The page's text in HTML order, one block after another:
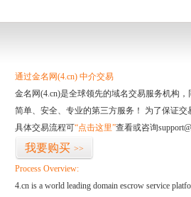
通过金名网(4.cn) 中介交易
金名网(4.cn)是全球领先的域名交易服务机构
简单、安全、专业的第三方服务！ 为了保证
具体交易流程可“点击这里”查看或咨询
我要购买 >>
Process Overview:
4.cn is a world leading domain escrow service